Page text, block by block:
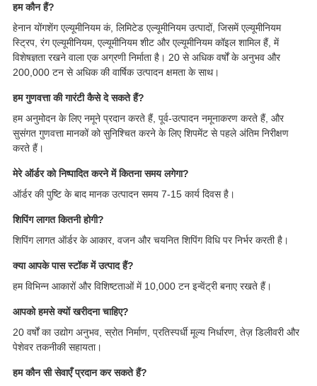
हम कौन हैं?
हेनान योंगशेंग एल्यूमीनियम कं, लिमिटेड एल्यूमीनियम उत्पादों, जिसमें एल्यूमीनियम
स्ट्रिप, रंग एल्यूमीनियम, एल्यूमीनियम शीट और एल्यूमीनियम कॉइल शामिल हैं, में
विशेषज्ञता रखने वाला एक अग्रणी निर्माता है। 20 से अधिक वर्षों के अनुभव और
200,000 टन से अधिक की वार्षिक उत्पादन क्षमता के साथ।
हम गुणवत्ता की गारंटी कैसे दे सकते हैं?
हम अनुमोदन के लिए नमूने प्रदान करते हैं, पूर्व-उत्पादन नमूनाकरण करते हैं, और
सुसंगत गुणवत्ता मानकों को सुनिश्चित करने के लिए शिपमेंट से पहले अंतिम निरीक्षण
करते हैं।
मेरे ऑर्डर को निष्पादित करने में कितना समय लगेगा?
ऑर्डर की पुष्टि के बाद मानक उत्पादन समय 7-15 कार्य दिवस है।
शिपिंग लागत कितनी होगी?
शिपिंग लागत ऑर्डर के आकार, वजन और चयनित शिपिंग विधि पर निर्भर करती है।
क्या आपके पास स्टॉक में उत्पाद हैं?
हम विभिन्न आकारों और विशिष्टताओं में 10,000 टन इन्वेंट्री बनाए रखते हैं।
आपको हमसे क्यों खरीदना चाहिए?
20 वर्षों का उद्योग अनुभव, स्रोत निर्माण, प्रतिस्पर्धी मूल्य निर्धारण, तेज़ डिलीवरी और
पेशेवर तकनीकी सहायता।
हम कौन सी सेवाएँ प्रदान कर सकते हैं?